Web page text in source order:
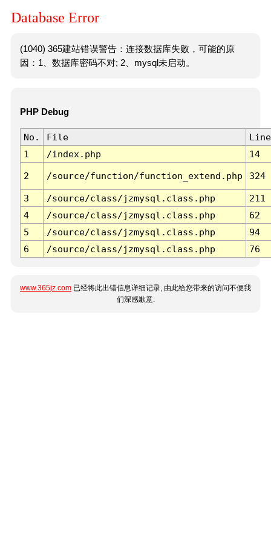
Database Error
(1040) 365建站错误警告：连接数据库失败，可能的原
因：1、数据库密码不对; 2、mysql未启动。
PHP Debug
No. File
Line
1
/index.php 14
2 /source/function/function_extend.php 324
3 /source/class/jzmysql.class.php
211
4
/source/class/jzmysql.class.php
62
5
/source/class/jzmysql.class.php
94
6
/source/class/jzmysql.class.php 76
www.365jz.com 已经将此出错信息详细记录, 由此给您带来的访问不便我
们深感歉意.